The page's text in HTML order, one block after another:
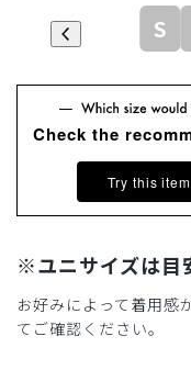
S
Check the
Try this
※ユニサイズは目
お好みによって着用感
てご確認ください。